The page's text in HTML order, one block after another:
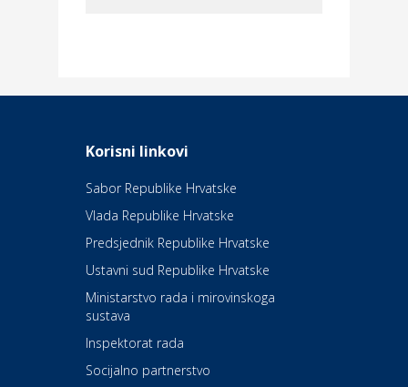
Daruvarske toplice – ljekovita
Kultura i edukacija
Kazalište Kerempuh
Kultura i edukacija
Kazalište ZKM
Auto-moto i tehnika
Korisni linkovi
Sabor Republike Hrvatske
Vlada Republike Hrvatske
Predsjednik Republike Hrvatske
Ustavni sud Republike Hrvatske
Ministarstvo rada i mirovinskoga
sustava
Inspektorat rada
Socijalno partnerstvo